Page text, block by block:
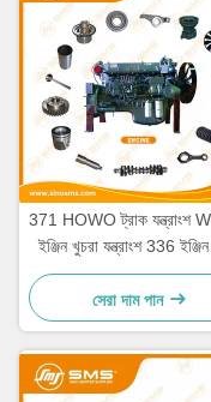
371 HOWO ট্রাক যন্ত্রাংশ
ইঞ্জিন খুচরা যন্ত্রাংশ 336
যন্ত্রাংশ
সেরা দাম পান